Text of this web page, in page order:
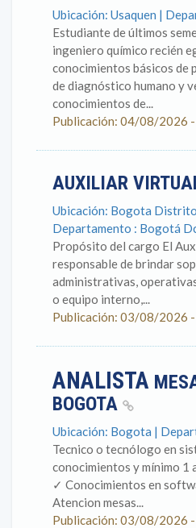
Ubicación: Usaquen |
Estudiante de últimos
ingeniero químico recién
conocimientos básicos de
de diagnóstico humano y
conocimientos de...
Publicación: 04/08/2026
AUXILIAR
Ubicación: Bogota
Departamento : Bogotá
Propósito del cargo El
responsable de brindar
administrativas,
o equipo interno,...
Publicación: 03/08/2026
ANALISTA
BOGOTA
Ubicación: Bogota |
Tecnico o tecnólogo en
conocimientos y mínimo 1
✓ Conocimientos en
Atencion mesas...
Publicación: 03/08/2026